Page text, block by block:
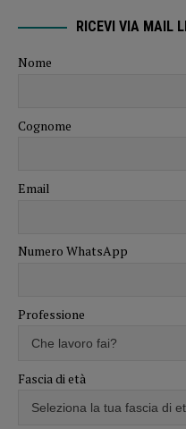
RICEVI VIA MAIL
Nome
Cognome
Email
Numero WhatsApp
Professione
Fascia di età